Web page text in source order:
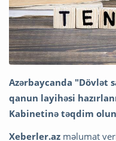
Azərbaycanda "Dövlət
qanun layihəsi
Kabinetinə təqdim
Xeberler.az məlumat